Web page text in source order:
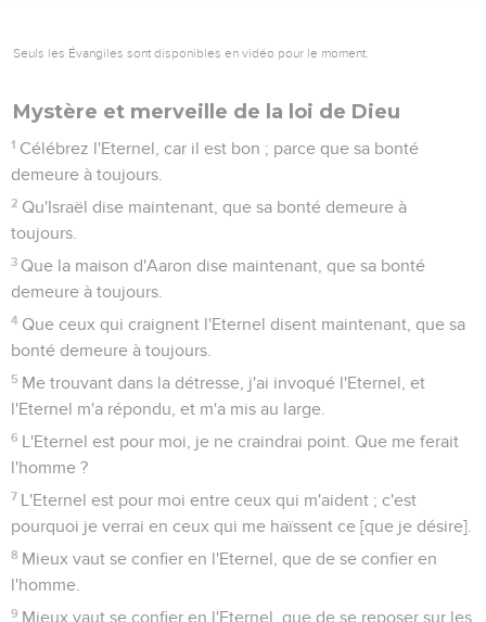
Seuls les Évangiles sont disponibles en vidéo pour le moment.
Mystère et merveille de la loi de Dieu
1 Célébrez l'Eternel, car il est bon ; parce que sa bonté
demeure à toujours.
2 Qu'Israël dise maintenant, que sa bonté demeure à
toujours.
3 Que la maison d'Aaron dise maintenant, que sa bonté
demeure à toujours.
4 Que ceux qui craignent l'Eternel disent maintenant, que sa
bonté demeure à toujours.
5 Me trouvant dans la détresse, j'ai invoqué l'Eternel, et
l'Eternel m'a répondu, et m'a mis au large.
6 L'Eternel est pour moi, je ne craindrai point. Que me ferait
l'homme ?
7 L'Eternel est pour moi entre ceux qui m'aident ; c'est
pourquoi je verrai en ceux qui me haïssent ce [que je désire].
8 Mieux vaut se confier en l'Eternel, que de se confier en
l'homme.
9 Mieux vaut se confier en l'Eternel, que de se reposer sur les